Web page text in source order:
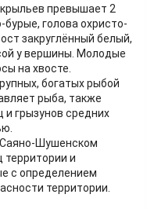
превышает 2
голова охристо-
закруглённый белый,
у вершины. Молодые
на хвосте.
богатых рыбой
рыба, также
грызунов средних
Саяно-Шушенском
территории и
с определением
территории.